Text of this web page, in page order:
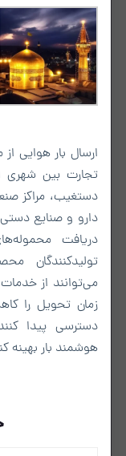
ارسال بار هوایی
تجارت بین‌ شهری
دستغیب، مراکز
دارو و صنایع
دریافت
تولیدکنندگان
می‌توانند از
زمان تحویل را
دسترسی پیدا
هوشمند بار بهینه